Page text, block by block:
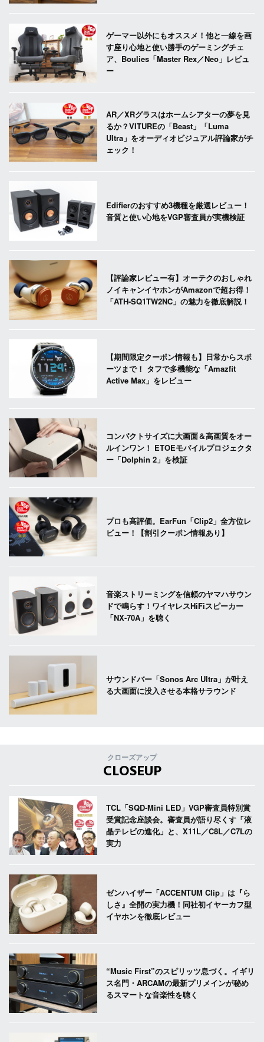
ゲーマー以外にもオススメ！他と一線を画
す座り心地と使い勝手のゲーミングチェ
ア、Boulies「Master Rex／Neo」レビュ
ー
AR／XRグラスはホームシアターの夢を見
るか？VITUREの「Beast」「Luma
Ultra」をオーディオビジュアル評論家がチ
ェック！
Edifierのおすすめ3機種を厳選レビュー！
音質と使い心地をVGP審査員が実機検証
【評論家レビュー有】オーテクのおしゃれ
ノイキャンイヤホンがAmazonで超お得！
「ATH-SQ1TW2NC」の魅力を徹底解説！
【期間限定クーポン情報も】日常からスポ
ーツまで！ タフで多機能な「Amazfit
Active Max」をレビュー
コンパクトサイズに大画面＆高画質をオー
ルインワン！ ETOEモバイルプロジェクタ
ー「Dolphin 2」を検証
プロも高評価。EarFun「Clip2」全方位レ
ビュー！【割引クーポン情報あり】
音楽ストリーミングを信頼のヤマハサウン
ドで鳴らす！ワイヤレスHiFiスピーカー
「NX-70A」を聴く
サウンドバー「Sonos Arc Ultra」が叶え
る大画面に没入させる本格サラウンド
クローズアップ
CLOSEUP
TCL「SQD-Mini LED」VGP審査員特別賞
受賞記念座談会。審査員が語り尽くす「液
晶テレビの進化」と、X11L／C8L／C7Lの
実力
ゼンハイザー「ACCENTUM Clip」は『ら
しさ』全開の実力機！同社初イヤーカフ型
イヤホンを徹底レビュー
“Music First”のスピリッツ息づく。イギリ
ス名門・ARCAMの最新プリメインが秘め
るスマートな音楽性を聴く